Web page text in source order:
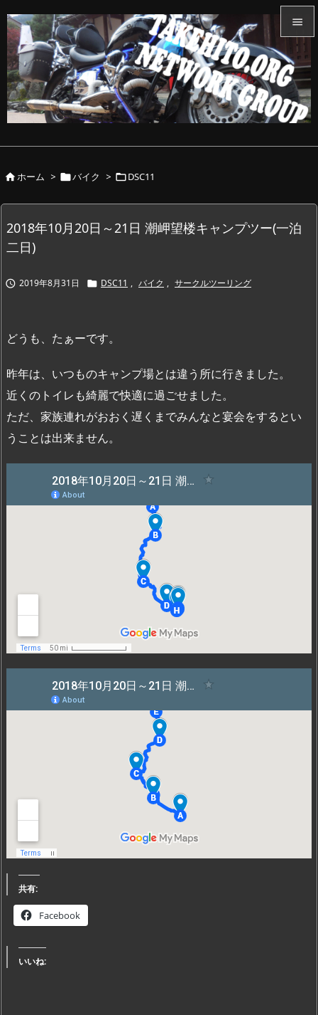


メニュ

サイド


ホーム > バイク > DSC11
2018年10月20日～21日 潮岬望楼キャンプツー(一泊
二日)
 2019年8月31日  DSC11 , バイク , サークルツーリング
どうも、たぁーです。
昨年は、いつものキャンプ場とは違う所に行きました。
近くのトイレも綺麗で快適に過ごせました。
ただ、家族連れがおおく遅くまでみんなと宴会をするとい
うことは出来ません。
共有:
Facebook
いいね: